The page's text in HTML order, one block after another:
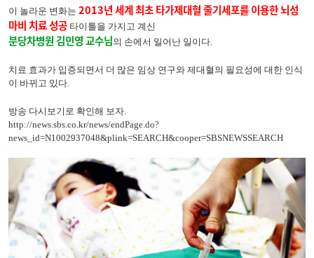
이 놀라운 변화는2013년 세계 최초 타가제대혈 줄기세포를 이용한 뇌성
마비 치료 성공 타이틀을 가지고 계신
분당차병원 김민영 교수님의 손에서 일어난 일이다.
치료 효과가 입증되면서 더 많은 임상 연구와 제대혈의 필요성에 대한 인식
이 바뀌고 있다.
방송 다시보기로 확인해 보자.
http://news.sbs.co.kr/news/endPage.do?
news_id=N1002937048&plink=SEARCH&cooper=SBSNEWSSEARCH